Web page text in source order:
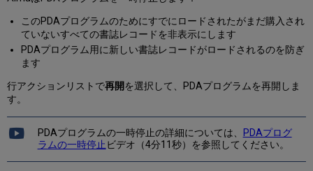
このPDAプログラムのためにすでにロードされたがまだ購入され
ていないすべての書誌レコードを非表示にします
PDAプログラム用に新しい書誌レコードがロードされるのを防ぎ
ます
行アクションリストで再開 を選択して、PDAプログラムを再開しま
す。
PDAプログラムの一時停止の詳細については、
PDAプログ
ラムの一時停止 ビデオ（4分11秒）を参照してください。